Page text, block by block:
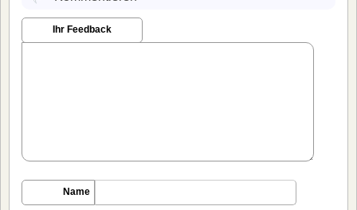
Ihr Feedback
Name